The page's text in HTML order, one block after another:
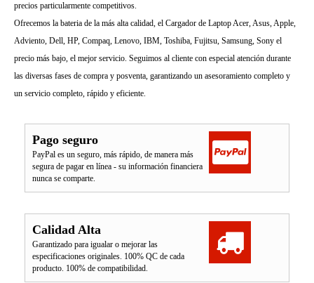
precios particularmente competitivos.
Ofrecemos la bateria de la más alta calidad, el Cargador de Laptop Acer, Asus, Apple,
Adviento, Dell, HP, Compaq, Lenovo, IBM, Toshiba, Fujitsu, Samsung, Sony el
precio más bajo, el mejor servicio. Seguimos al cliente con especial atención durante
las diversas fases de compra y posventa, garantizando un asesoramiento completo y
un servicio completo, rápido y eficiente.
Pago seguro
PayPal es un seguro, más rápido, de manera más
segura de pagar en línea - su información financiera
nunca se comparte.
Calidad Alta
Garantizado para igualar o mejorar las
especificaciones originales. 100% QC de cada
producto. 100% de compatibilidad.